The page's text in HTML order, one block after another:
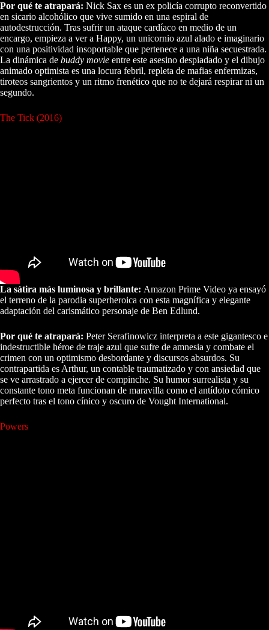
Por qué te atrapará: Nick Sax es un ex policía corrupto reconvertido
en sicario alcohólico que vive sumido en una espiral de
autodestrucción. Tras sufrir un ataque cardíaco en medio de un
encargo, empieza a ver a Happy, un unicornio azul alado e imaginario
con una positividad insoportable que pertenece a una niña secuestrada.
La dinámica de buddy movie entre este asesino despiadado y el dibujo
animado optimista es una locura febril, repleta de mafias enfermizas,
tiroteos sangrientos y un ritmo frenético que no te dejará respirar ni un
segundo.
The Tick (2016)
La sátira más luminosa y brillante: Amazon Prime Video ya ensayó
el terreno de la parodia superheroica con esta magnífica y elegante
adaptación del carismático personaje de Ben Edlund.
Por qué te atrapará: Peter Serafinowicz interpreta a este gigantesco e
indestructible héroe de traje azul que sufre de amnesia y combate el
crimen con un optimismo desbordante y discursos absurdos. Su
contrapartida es Arthur, un contable traumatizado y con ansiedad que
se ve arrastrado a ejercer de compinche. Su humor surrealista y su
constante tono meta funcionan de maravilla como el antídoto cómico
perfecto tras el tono cínico y oscuro de Vought International.
Powers